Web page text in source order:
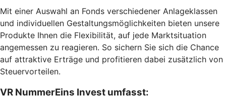
Mit einer Auswahl an Fonds verschiedener Anlageklassen
und individuellen Gestaltungsmöglichkeiten bieten unsere
Produkte Ihnen die Flexibilität, auf jede Marktsituation
angemessen zu reagieren. So sichern Sie sich die Chance
auf attraktive Erträge und profitieren dabei zusätzlich von
Steuervorteilen.
VR NummerEins Invest umfasst: